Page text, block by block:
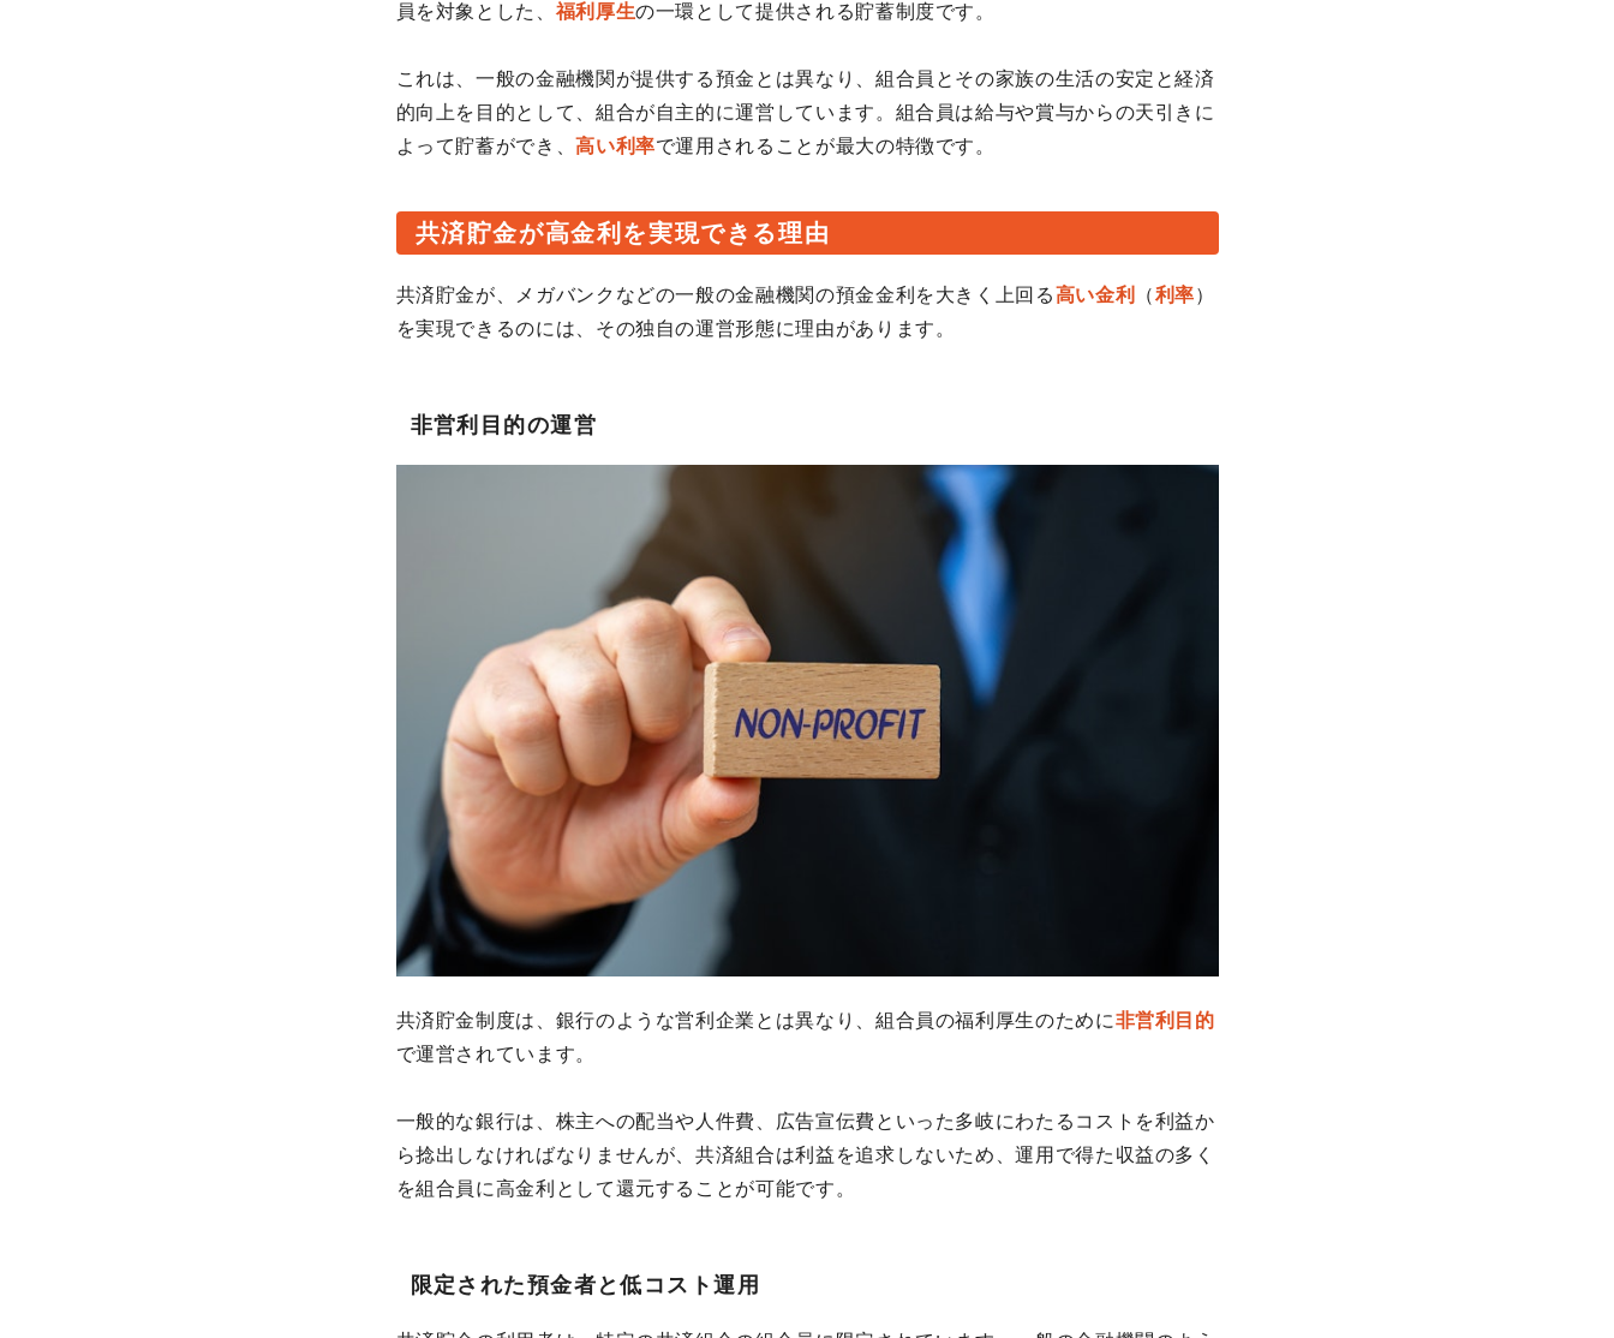
員を対象とした、 福利厚生の一環として提供される貯蓄制度です。
これは、一般の金融機関が提供する預金とは異なり、組合員とその家族の生活の安定と経済
的向上を目的として、組合が自主的に運営しています。組合員は給与や賞与からの天引きに
よって貯蓄ができ、高い利率で運用されることが最大の特徴です。
共済貯金が高金利を実現できる理由
共済貯金が、メガバンクなどの一般の金融機関の預金金利を大きく上回る高い金利 （利率）
を実現できるのには、その独自の運営形態に理由があります。
非営利目的の運営
共済貯金制度は、銀行のような営利企業とは異なり、組合員の福利厚生のために非営利目的
で運営されています。
一般的な銀行は、株主への配当や人件費、広告宣伝費といった多岐にわたるコストを利益か
ら捻出しなければなりませんが、共済組合は利益を追求しないため、運用で得た収益の多く
を組合員に高金利として還元することが可能です。
限定された預金者と低コスト運用